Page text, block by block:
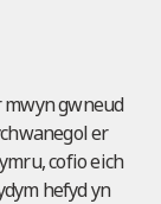
mwyn gwneud
er
cofio eich
hefyd yn